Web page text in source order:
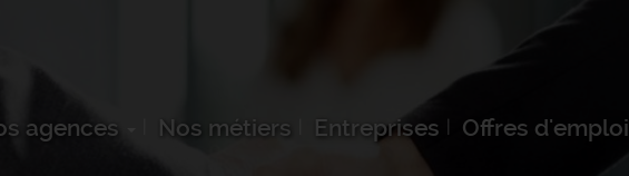
agences Nos métiers Entreprises Offres d'emploi